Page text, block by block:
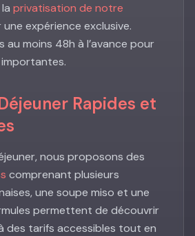
privatisation de notre
expérience exclusive.
moins 48h à l’avance pour
Rapides et
nous proposons des
comprenant plusieurs
une soupe miso et une
permettent de découvrir
des tarifs accessibles tout en